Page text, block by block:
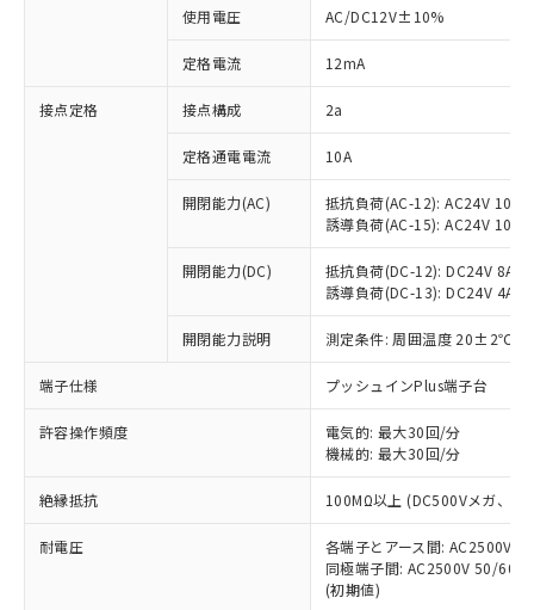
使用電圧 AC/DC12V±10%
定格電流 12mA
接点定格 接点構成 2a
定格通電電流 10A
開閉能力(AC)
抵抗負荷(AC-12): AC24V 10A/
誘導負荷(AC-15): AC24V
開閉能力(DC)
抵抗負荷(DC-12): DC24V 8A/
誘導負荷(DC-13): DC24V 4A/
開閉能力説明 測定条件: 周囲温度 20±2℃、
端子仕様 プッシュインPlus端子台
許容操作頻度
電気的: 最大30回/分
機械的: 最大30回/分
絶縁抵抗 100MΩ以上 (DC500Vメガ、点
耐電圧
各端子とアース間: AC2500V
同極端子間: AC2500V 50/
(初期値)
ご利用条件
以下の条件をお読みいただき、同意のうえ
ご利用ください。
本サービスは、当社制御機器事業取扱
商品の当社在庫状況および標準価格
(税抜)を提供させていただくもので
当社制御機器事業取扱商品の中には、
本サービスの対象外となる商品もある
ことをご了承ください。
在庫状況および標準価格照会結果は、
記載している更新日時点での社内デー
タに基づき作成されるものであり、閲
覧された時点での実際の在庫および標
準価格とは異なる場合があることをご
※1 対応状況
対応済み：EU RoHS指令（10物質）の
非含有に対応した製品が提供可能な商品で
す。
対応予定：EU RoHS指令（10物質）の非含
有に対応した製品に切り替える予定のある
対応予定なし：EU RoHS指令（10物質）の
非含有に非対応の商品で、対応品を出す予
定はありません。
調査・確認中：EU RoHS指令（10物質）の
非含有の対応状況を調査中または確認中の
非該当品：ライセンス料など無形物で、有
害物質有無と関係のない商品です。
仕入先様の事情により、非含有部品として
いたものが、含有品と判明した場合などや
むを得ず変更することがあります。
六価クロム(Cr(Ⅵ)) 1000ppm以下、ポリ臭化ビフェニル
類(PBB) 1000ppm以下、ポリ臭化ジフェニルエーテル類
「○」：最大均質材料含有率が中国RoHSの
基準値以下であることを示します。
「×」：最大均質材料含有率が中国RoHSの
基準値を超えていることを示します。
「－」：未確認です。当社販売部門へお問
*中国RoHS10物質の基準値 (GB/T26572)：
Pb(鉛) :1000ppm、 Hg(水銀) : 1000ppm、 Cd(カドミウ
Cr(Ⅵ)(六価クロム) : 1000ppm、 PBBs(ポリ臭化ビフェ
当社は、これら貴社製品のうち、外国
為替および外国貿易法に定める商品
（以下｢規制貨物等」という）を輸出
または国外への提供する場合は、日本
国政府の輸出許可(または役務取引許
可)を取得するなどの必要な手続きを